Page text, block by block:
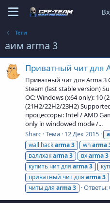
Теги
аим arma 3
Приватный чит для
Приватный чит для Arma 3
Steam (last stable version)
ОС: Windows (x64 only): 10
(21H2/22H2/23H2)
процессоры: Intel / AMD
only in windowed mode /...
Sharc Тема 12 Дек 2015
wall hackarma3 wharma
валлхакarma3 вхarma3
купить чит для arma3
приватный чит для arma3
читы для arma3 Ответы: